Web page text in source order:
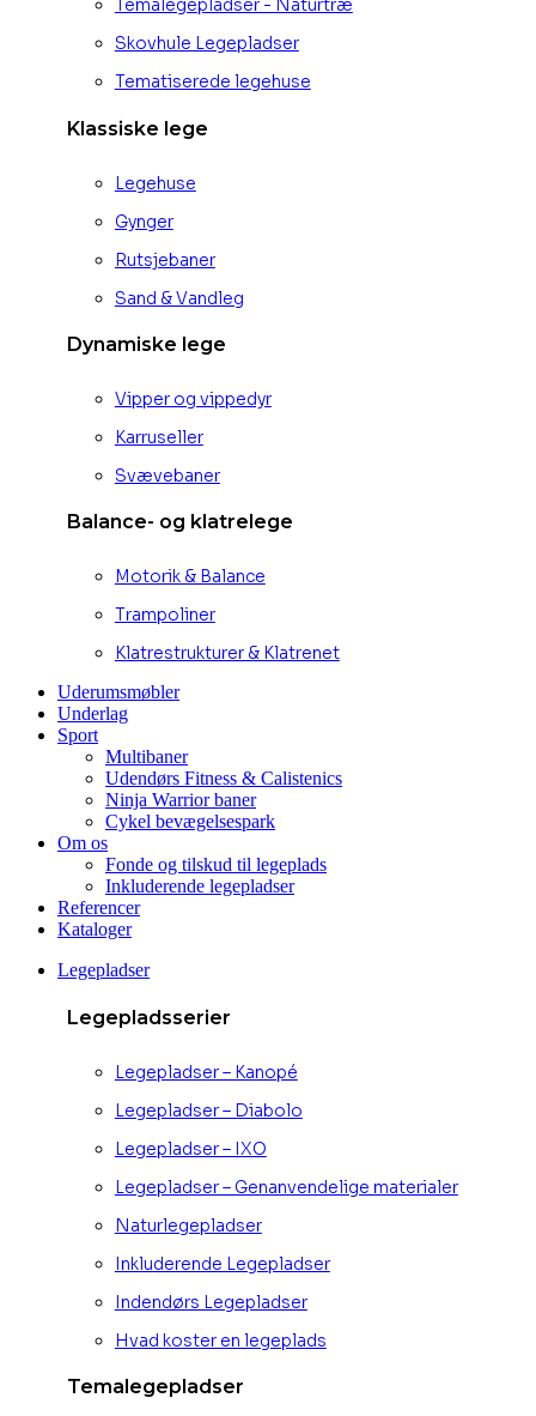
Temalegepladser - Naturtræ
Skovhule Legepladser
Tematiserede legehuse
Klassiske lege
Legehuse
Gynger
Rutsjebaner
Sand & Vandleg
Dynamiske lege
Vipper og vippedyr
Karruseller
Svævebaner
Balance- og klatrelege
Motorik & Balance
Trampoliner
Klatrestrukturer & Klatrenet
Uderumsmøbler
Underlag
Sport
Multibaner
Udendørs Fitness & Calistenics
Ninja Warrior baner
Cykel bevægelsespark
Om os
Fonde og tilskud til legeplads
Inkluderende legepladser
Referencer
Kataloger
Legepladser
Legepladsserier
Legepladser – Kanopé
Legepladser – Diabolo
Legepladser – IXO
Legepladser – Genanvendelige materialer
Naturlegepladser
Inkluderende Legepladser
Indendørs Legepladser
Hvad koster en legeplads
Temalegepladser